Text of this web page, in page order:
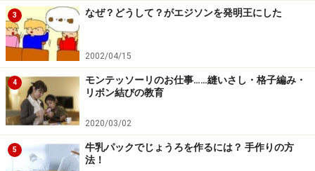
3 なぜ？どうして？がエジソンを発明王にした
2002/04/15
4
モンテッソーリのお仕事……縫いさし・格子編み・
リボン結びの教育
2020/03/02
5
牛乳パックでじょうろを作るには？ 手作りの方
法！